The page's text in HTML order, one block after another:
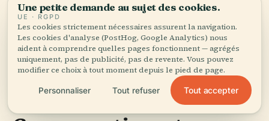
Château d'Édimbourg
Palais de Holyroodhouse
Une petite demande au sujet des cookies.
UE · RGPD
Les cookies strictement nécessaires assurent la navigation.
Les cookies d'analyse (PostHog, Google Analytics) nous
aident à comprendre quelles pages fonctionnent — agrégés
uniquement, pas de publicité, pas de revente. Vous pouvez
modifier ce choix à tout moment depuis le pied de page.
Personnaliser Tout refuser Tout accepter